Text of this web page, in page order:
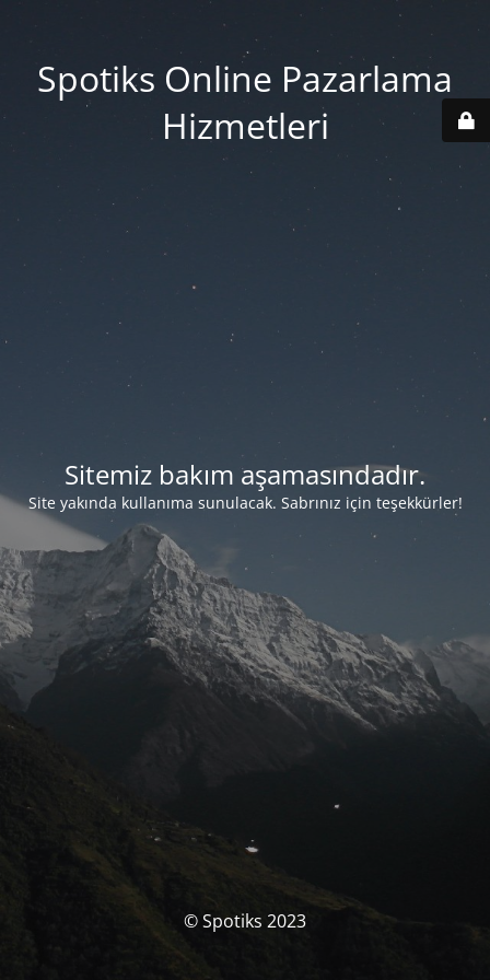
Spotiks Online Pazarlama
Hizmetleri
Sitemiz bakım aşamasındadır.
Site yakında kullanıma sunulacak. Sabrınız için teşekkürler!
© Spotiks 2023